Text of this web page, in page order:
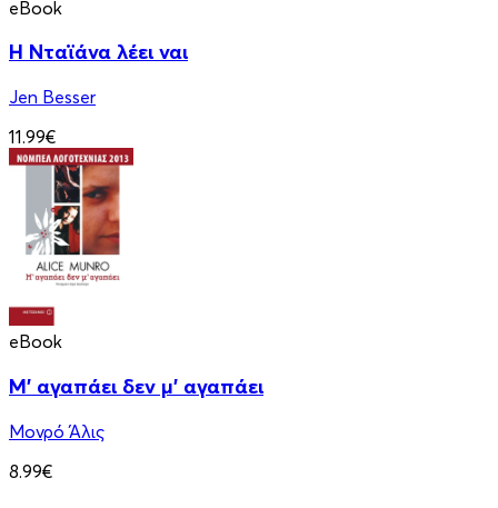
eBook
Η Νταϊάνα λέει ναι
Jen Besser
11.99€
eBook
Μ' αγαπάει δεν μ' αγαπάει
Μονρό Άλις
8.99€